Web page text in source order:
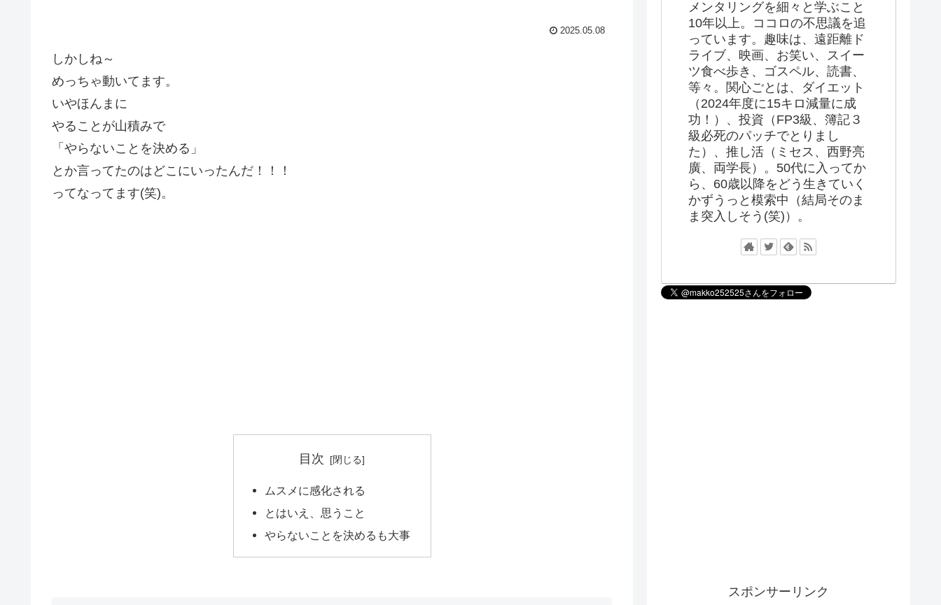
2025.05.08
しかしね～
めっちゃ動いてます。
いやほんまに
やることが山積みで
「やらないことを決める」
とか言ってたのはどこにいったんだ！！！
ってなってます(笑)。
目次
ムスメに感化される
とはいえ、思うこと
やらないことを決めるも大事
メンタリングを細々と学ぶこと
10年以上。ココロの不思議を追
っています。趣味は、遠距離ド
ライブ、映画、お笑い、スイー
ツ食べ歩き、ゴスペル、読書、
等々。関心ごとは、ダイエット
（2024年度に15キロ減量に成
功！）、投資（FP3級、簿記３
級必死のパッチでとりまし
た）、推し活（ミセス、西野亮
廣、両学長）。50代に入ってか
ら、60歳以降をどう生きていく
かずうっと模索中（結局そのま
ま突入しそう(笑)）。
スポンサーリンク